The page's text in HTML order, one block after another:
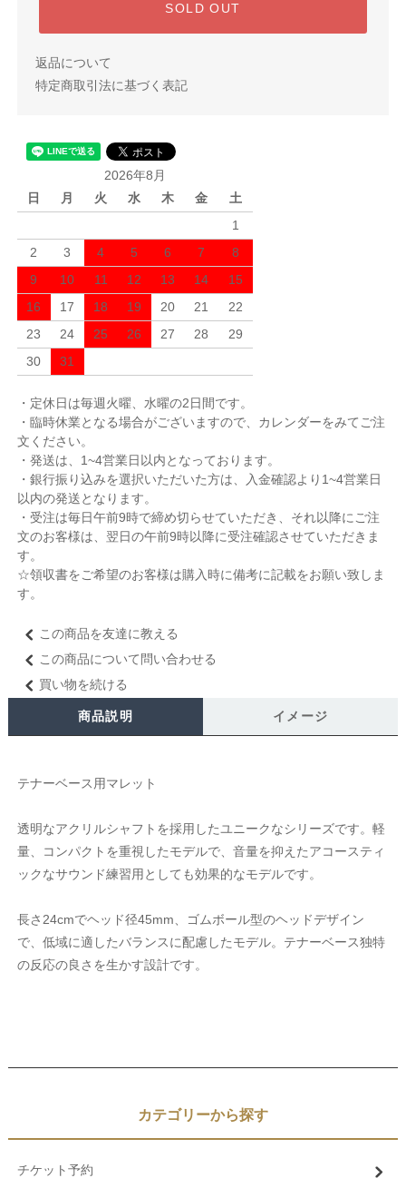
SOLD OUT
返品について
特定商取引法に基づく表記
2026年8月
日
月 火 水 木 金
土
1
2
3 4 5 6 7
8
9
10 11 12 13 14
15
16
17 18 19 20 21
22
23
24 25 26 27 28
29
30
31
・定休日は毎週火曜、水曜の2日間です。
・臨時休業となる場合がございますので、カレンダーをみてご注
文ください。
・発送は、1~4営業日以内となっております。
・銀行振り込みを選択いただいた方は、入金確認より1~4営業日
以内の発送となります。
・受注は毎日午前9時で締め切らせていただき、それ以降にご注
文のお客様は、翌日の午前9時以降に受注確認させていただきま
す。
☆領収書をご希望のお客様は購入時に備考に記載をお願い致しま
す。
この商品を友達に教える
この商品について問い合わせる
買い物を続ける
商品説明 イメージ
テナーベース用マレット
透明なアクリルシャフトを採用したユニークなシリーズです。軽
量、コンパクトを重視したモデルで、音量を抑えたアコースティ
ックなサウンド練習用としても効果的なモデルです。
長さ24cmでヘッド径45mm、ゴムボール型のヘッドデザイン
で、低域に適したバランスに配慮したモデル。テナーベース独特
の反応の良さを生かす設計です。
カテゴリーから探す
チケット予約